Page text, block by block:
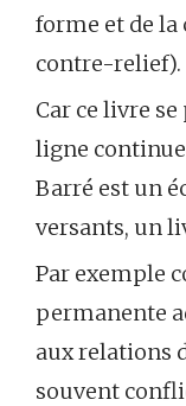
forme et de
contre-relief).
Car ce livre
ligne
Barré est un
versants, un
Par exemple
permanente
aux relations
souvent